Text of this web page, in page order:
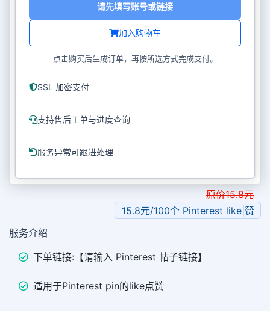
加入购物车
请先填写账号或链接
点击购买后生成订单，再按所选方式完成支付。
SSL 加密支付
支持售后工单与进度查询
服务异常可跟进处理
原价15.8元
15.8元/100个 Pinterest like|赞
服务介绍
下单链接:【请输入 Pinterest 帖子链接】
适用于Pinterest pin的like点赞